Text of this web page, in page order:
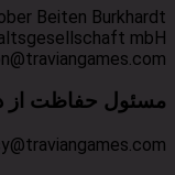
Beiten Burkhardt
mbH
مسئول حفاظت از